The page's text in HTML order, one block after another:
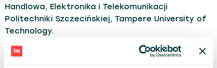
Handlowa, Elektronika i Telekomunikacji
Politechniki Szczecińskiej, Tampere University of
Technology.
WORKSHOP